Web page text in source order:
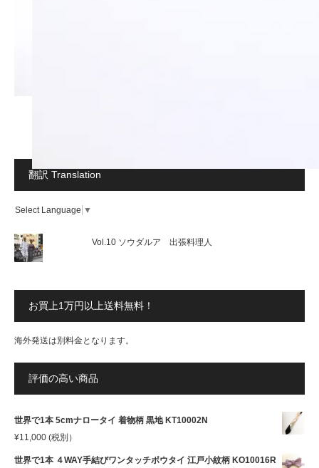
翻訳 Translation
Select Language ▼
Vol.10 ソウダルア 出張料理人
お買上1万円以上送料無料！
海外発送は別料金となります。
評価の高い商品
世界で1本 5cmナロータイ 着物柄 黒地 KT10002N
¥11,000 (税別）
世界で1本 ４WAY手結びワンタッチボウタイ 江戸小紋柄 KO10016R